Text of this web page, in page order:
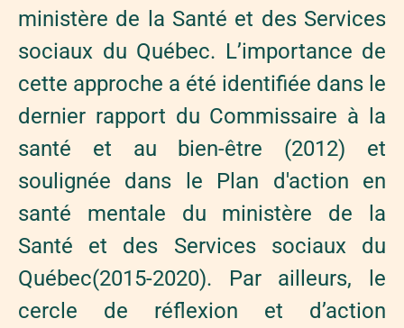
ministère de la Santé et des Services
sociaux du Québec. L’importance de
cette approche a été identifiée dans le
dernier rapport du Commissaire à la
santé et au bien-être (2012) et
soulignée dans le Plan d'action en
santé mentale du ministère de la
Santé et des Services sociaux du
Québec(2015-2020). Par ailleurs, le
cercle de réflexion et d’action